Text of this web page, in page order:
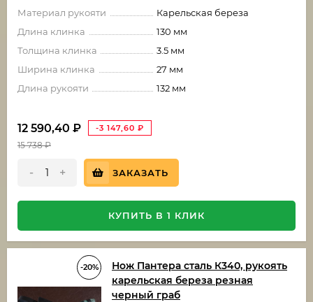
Материал рукояти
Карельская береза
Длина клинка
130 мм
Толщина клинка
3.5 мм
Ширина клинка
27 мм
Длина рукояти
132 мм
12 590,40 ₽ -3 147,60 ₽
15 738₽
- + ЗАКАЗАТЬ
КУПИТЬ В 1 КЛИК
-20%
Нож Пантера сталь К340, рукоять
карельская береза резная
черный граб